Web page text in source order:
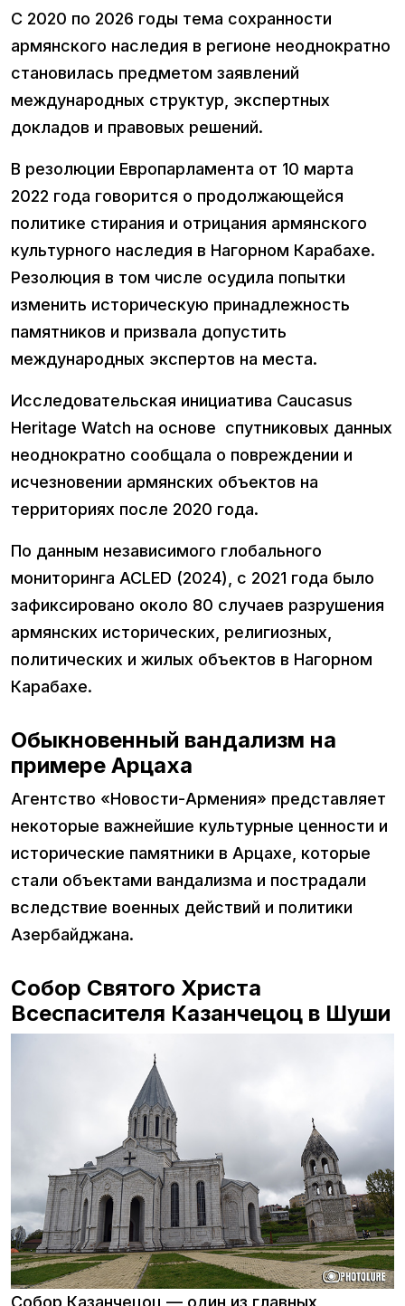
С 2020 по 2026 годы тема сохранности
армянского наследия в регионе неоднократно
становилась предметом заявлений
международных структур, экспертных
докладов и правовых решений.
В резолюции Европарламента от 10 марта
2022 года говорится о продолжающейся
политике стирания и отрицания армянского
культурного наследия в Нагорном Карабахе.
Резолюция в том числе осудила попытки
изменить историческую принадлежность
памятников и призвала допустить
международных экспертов на места.
Исследовательская инициатива Caucasus
Heritage Watch на основе спутниковых данных
неоднократно сообщала о повреждении и
исчезновении армянских объектов на
территориях после 2020 года.
По данным независимого глобального
мониторинга ACLED (2024), с 2021 года было
зафиксировано около 80 случаев разрушения
армянских исторических, религиозных,
политических и жилых объектов в Нагорном
Карабахе.
Обыкновенный вандализм на
примере Арцаха
Агентство «Новости-Армения» представляет
некоторые важнейшие культурные ценности и
исторические памятники в Арцахе, которые
стали объектами вандализма и пострадали
вследствие военных действий и политики
Азербайджана.
Собор Святого Христа
Всеспасителя Казанчецоц в Шуши
Собор Казанчецоц — один из главных